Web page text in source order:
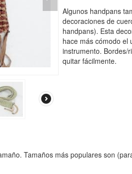
Algunos handpans
decoraciones de
handpans). Esta
hace más cómodo el
instrumento. Bordes/
quitar fácilmente.
Tamaños más populares son